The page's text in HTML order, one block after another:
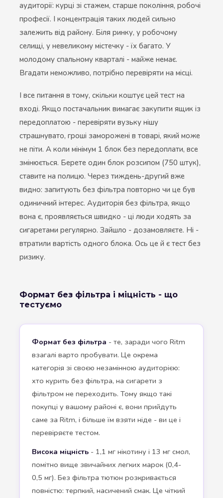
аудиторії: курці зі стажем, старше покоління, робочі
професії. І концентрація таких людей сильно
залежить від району. Біля ринку, у робочому
селищі, у невеликому містечку - їх багато. У
молодому спальному кварталі - майже немає.
Вгадати неможливо, потрібно перевіряти на місці.
І все питання в тому, скільки коштує цей тест на
вході. Якщо постачальник вимагає закупити ящик із
передоплатою - перевіряти вузьку нішу
страшнувато, гроші заморожені в товарі, який може
не піти. А коли мінімум 1 блок без передоплати, все
змінюється. Берете один блок розсипом (750 штук),
ставите на полицю. Через тиждень-другий вже
видно: запитують без фільтра повторно чи це був
одиничний інтерес. Аудиторія без фільтра, якщо
вона є, проявляється швидко - ці люди ходять за
сигаретами регулярно. Зайшло - дозамовляєте. Ні -
втратили вартість одного блока. Ось це й є тест без
ризику.
Формат без фільтра і міцність - що
тестуємо
Формат без фільтра - те, заради чого Ritm
взагалі варто пробувати. Це окрема
категорія зі своєю незамінною аудиторією:
хто курить без фільтра, на сигарети з
фільтром не переходить. Тому якщо такі
покупці у вашому районі є, вони прийдуть
саме за Ritm, і більше їм взяти ніде - ви це і
перевіряєте тестом.
Висока міцність - 1,1 мг нікотину і 13 мг смол,
помітно вище звичайних легких марок (0,4-
0,5 мг). Без фільтра тютюн розкривається
повністю: терпкий, насичений смак. Це чіткий